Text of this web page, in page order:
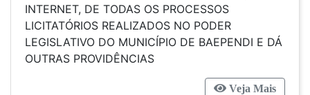
INTERNET, DE TODAS OS PROCESSOS
LICITATÓRIOS REALIZADOS NO PODER
LEGISLATIVO DO MUNICÍPIO DE BAEPENDI E DÁ
OUTRAS PROVIDÊNCIAS
Veja Mais